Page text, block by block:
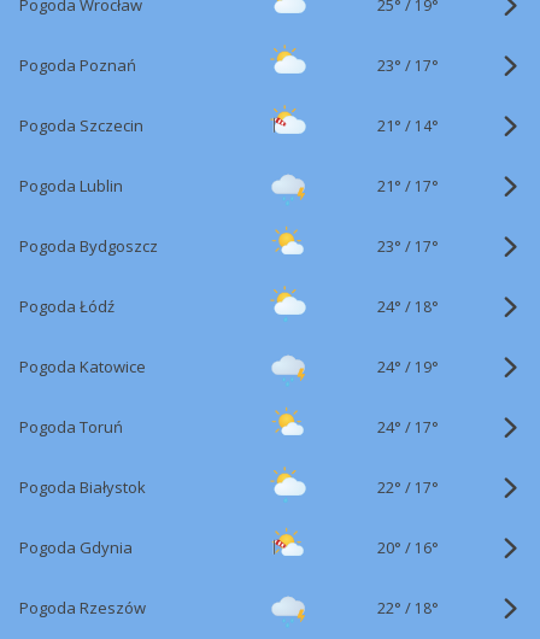
Pogoda Wrocław 19°
Pogoda Poznań 23° / 17°
Pogoda Szczecin 21° / 14°
Pogoda Lublin 21° / 17°
Pogoda Bydgoszcz 23° / 17°
Pogoda Łódź 24° / 18°
Pogoda Katowice 24° / 19°
Pogoda Toruń 24° / 17°
Pogoda Białystok 22° / 17°
Pogoda Gdynia 20° / 16°
Pogoda Rzeszów 22° / 18°